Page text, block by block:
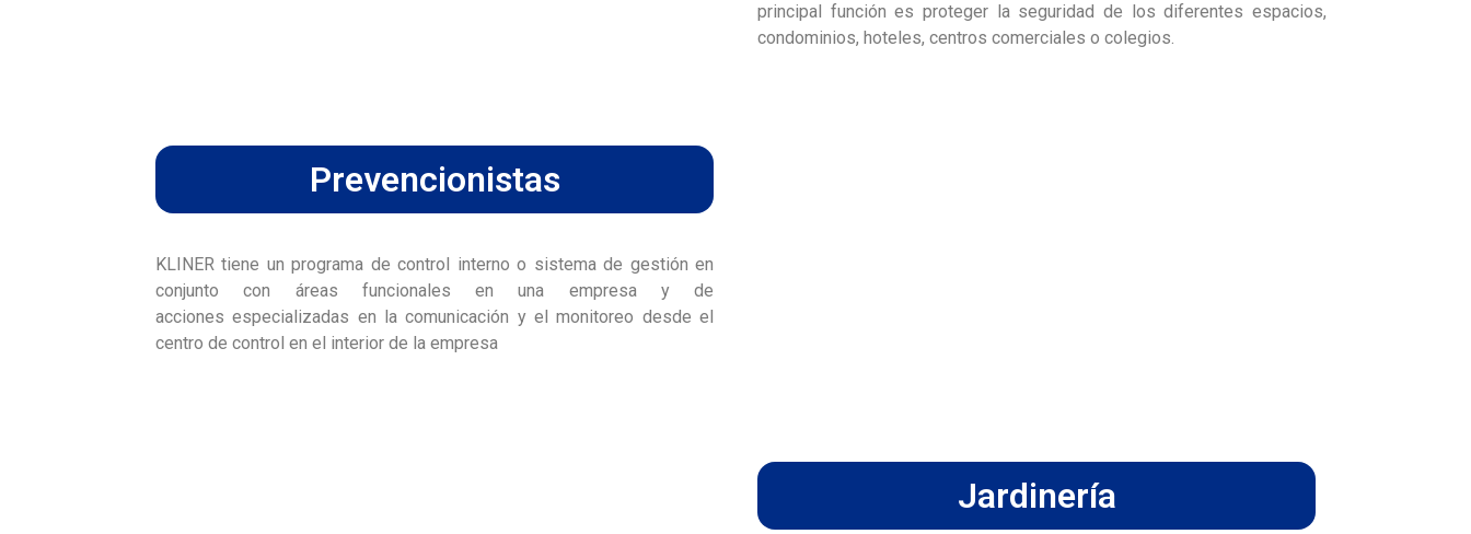
principal función es proteger la seguridad de los diferentes espacios,
condominios, hoteles, centros comerciales o colegios.
Prevencionistas
KLINER tiene un programa de control interno o sistema de gestión en
conjunto con áreas funcionales en una empresa y de
acciones especializadas en la comunicación y el monitoreo desde el
centro de control en el interior de la empresa
Jardinería